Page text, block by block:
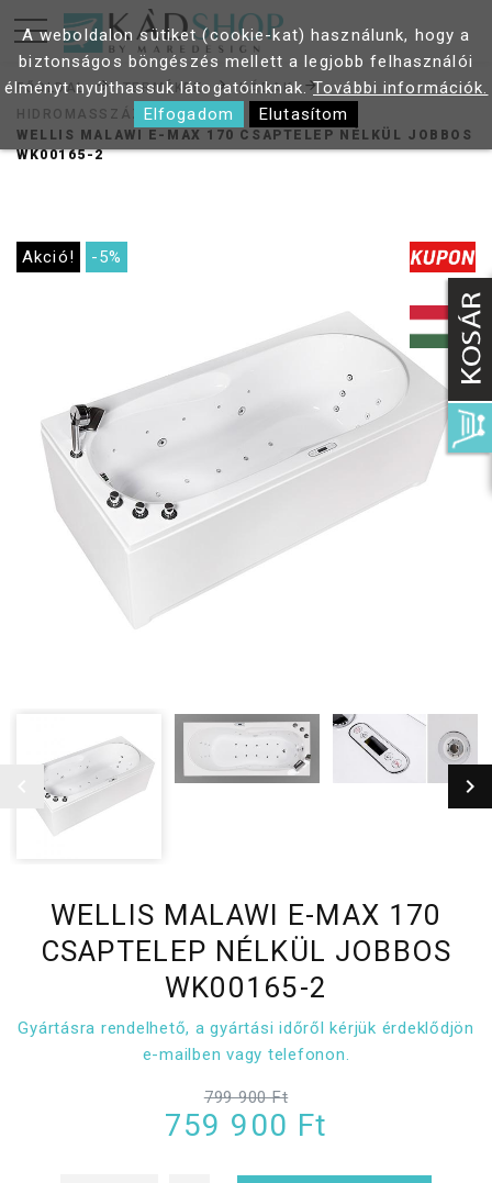
FŐOLDAL TERMÉKEK
KÁDAK
HIDROMASSZÁZS KÁDAK
WELLIS MALAWI E-MAX 170 CSAPTELEP NÉLKÜL JOBBOS
WK00165-2
Akció! -5%
WELLIS MALAWI E-MAX 170
CSAPTELEP NÉLKÜL JOBBOS
WK00165-2
Gyártásra rendelhető, a gyártási időről kérjük érdeklődjön
e-mailben vagy telefonon.
799 900 Ft
759 900 Ft
A weboldalon sütiket (cookie-kat) használunk, hogy a
biztonságos böngészés mellett a legjobb felhasználói
élményt nyújthassuk látogatóinknak.További információk.
Elfogadom
Elutasítom